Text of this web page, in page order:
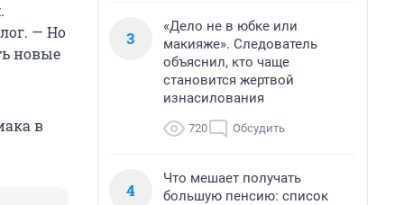
— Но
новые
в
3
«Дело не в юбке или
макияже». Следователь
объяснил, кто чаще
становится жертвой
изнасилования
720 Обсудить
4
Что мешает получать
большую пенсию: список